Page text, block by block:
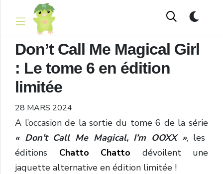
Don’t Call Me Magical Girl
: Le tome 6 en édition
limitée
28 MARS 2024
A l’occasion de la sortie du tome 6 de la série
« Don’t Call Me Magical, I’m OOXX », les
éditions Chatto Chatto dévoilent une
jaquette alternative en édition limitée !